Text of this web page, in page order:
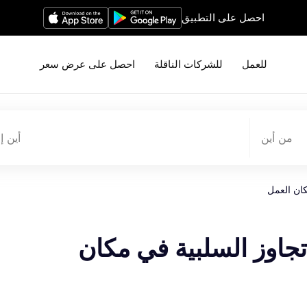
احصل على التطبيق
للعمل للشركات الناقلة احصل على عرض سعر
من أين أين
العمل
السلبية في مكان